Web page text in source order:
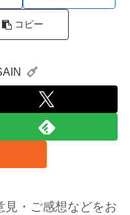
コピー
見・ご感想などをお